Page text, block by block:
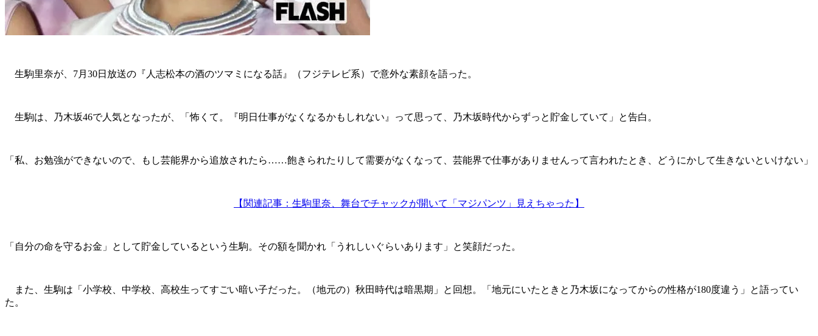
生駒里奈が、7月30日放送の『人志松本の酒のツマミになる話』（フジテレビ系）で意外な素顔を語った。
生駒は、乃木坂46で人気となったが、「怖くて。『明日仕事がなくなるかもしれない』って思って、乃木坂時代からずっと貯金していて」と告白。
「私、お勉強ができないので、もし芸能界から追放されたら……飽きられたりして需要がなくなって、芸能界で仕事がありませんって言われたとき、どうにかして生きないといけない」
【関連記事：生駒里奈、舞台でチャックが開いて「マジパンツ」見えちゃった】
「自分の命を守るお金」として貯金しているという生駒。その額を聞かれ「うれしいぐらいあります」と笑顔だった。
また、生駒は「小学校、中学校、高校生ってすごい暗い子だった。（地元の）秋田時代は暗黒期」と回想。「地元にいたときと乃木坂になってからの性格が180度違う」と語ってい
た。